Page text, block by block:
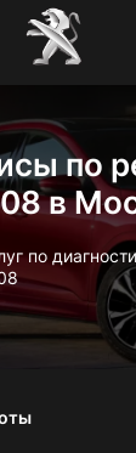
по
в
по